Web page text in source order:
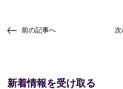
前の記事へ
新着情報を受け取る